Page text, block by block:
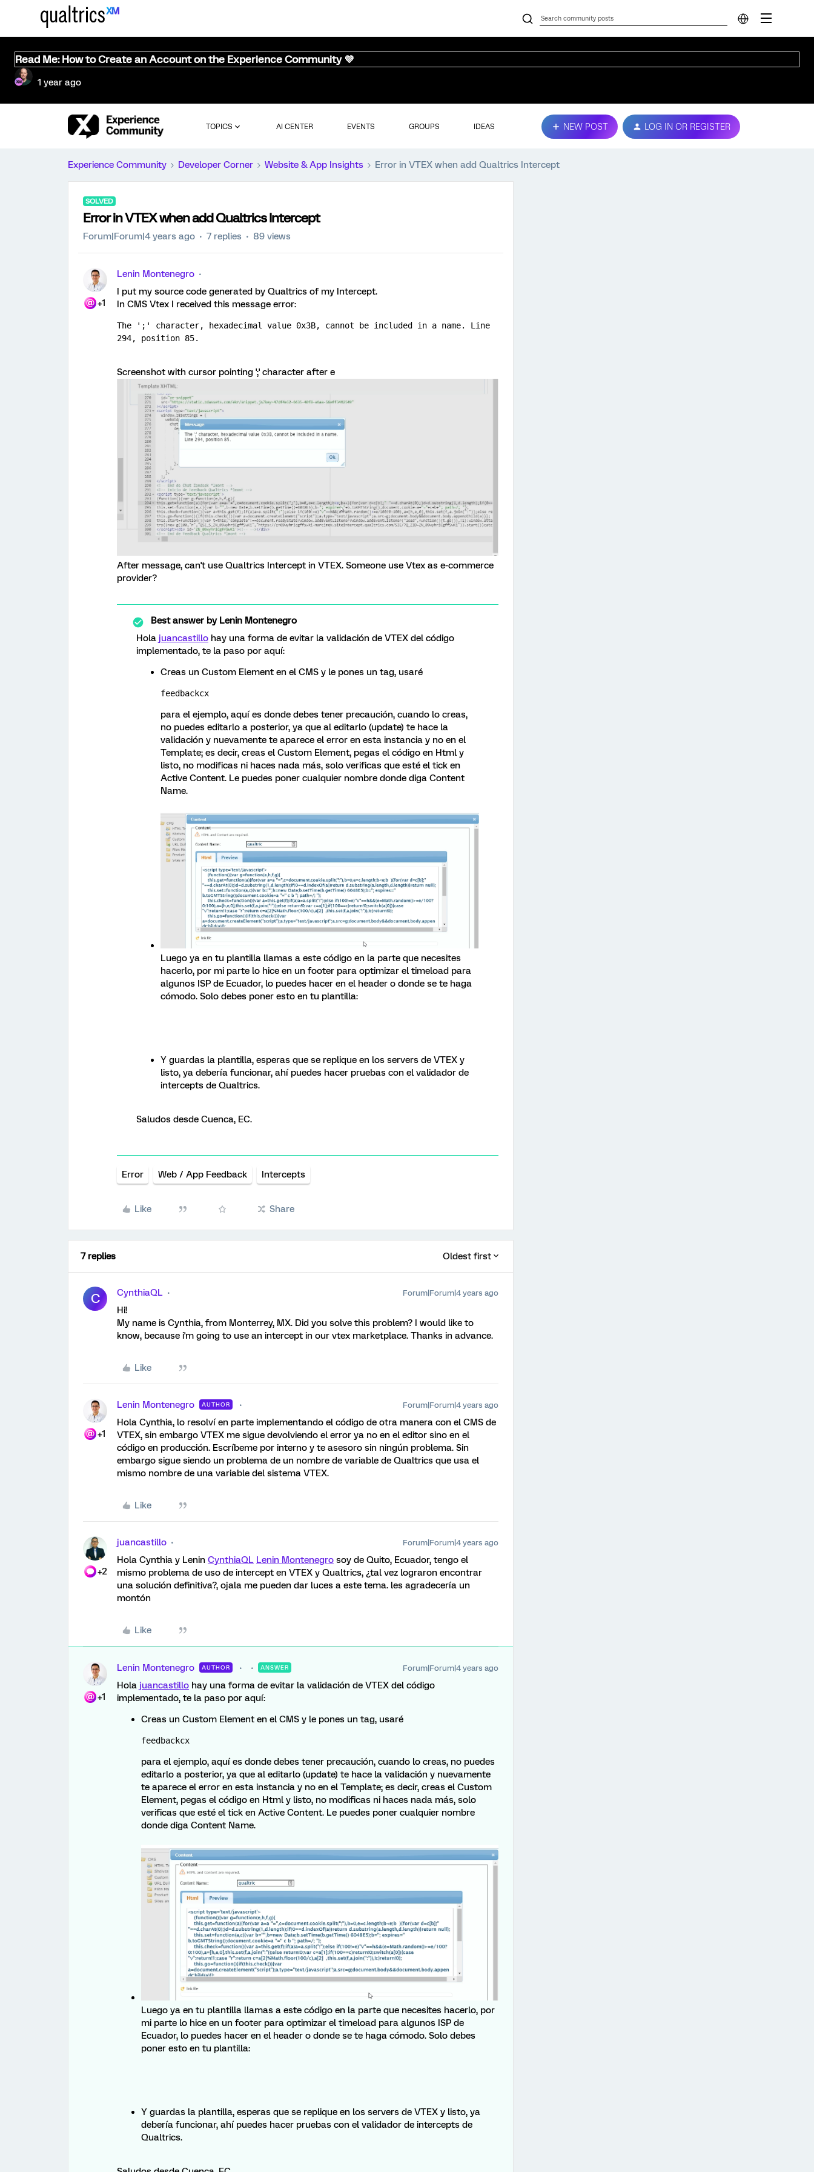
Read Me: How to Create an Account on the Experience Community 💜
1 year ago
TOPICS AI CENTER EVENTS GROUPS IDEAS NEW POST LOG IN OR REGISTER
Experience Community Developer Corner Website & App Insights Error in VTEX when add Qualtrics Intercept
SOLVED
Error in VTEX when add Qualtrics Intercept
Forum|Forum|4 years ago 7 replies 89 views
+1
Lenin Montenegro
I put my source code generated by Qualtrics of my Intercept.
In CMS Vtex I received this message error:
The ';' character, hexadecimal value 0x3B, cannot be included in a name. Line
294, position 85.
Screenshot with cursor pointing ';' character after e
After message, can't use Qualtrics Intercept in VTEX. Someone use Vtex as e-commerce
provider?
Best answer byLenin Montenegro
Hola juancastillo hay una forma de evitar la validación de VTEX del código
implementado, te la paso por aquí:
Creas un Custom Element en el CMS y le pones un tag, usaré
feedbackcx
para el ejemplo, aquí es donde debes tener precaución, cuando lo creas,
no puedes editarlo a posterior, ya que al editarlo (update) te hace la
validación y nuevamente te aparece el error en esta instancia y no en el
Template; es decir, creas el Custom Element, pegas el código en Html y
listo, no modificas ni haces nada más, solo verificas que esté el tick en
Active Content. Le puedes poner cualquier nombre donde diga Content
Name.
Luego ya en tu plantilla llamas a este código en la parte que necesites
hacerlo, por mi parte lo hice en un footer para optimizar el timeload para
algunos ISP de Ecuador, lo puedes hacer en el header o donde se te haga
cómodo. Solo debes poner esto en tu plantilla:
Y guardas la plantilla, esperas que se replique en los servers de VTEX y
listo, ya debería funcionar, ahí puedes hacer pruebas con el validador de
intercepts de Qualtrics.
Saludos desde Cuenca, EC.
Error Web / App Feedback Intercepts
Like Share
7 replies Oldest first
C CynthiaQL Forum|Forum|4 years ago
Hi!
My name is Cynthia, from Monterrey, MX. Did you solve this problem? I would like to
know, because i'm going to use an intercept in our vtex marketplace. Thanks in advance.
Like
+1
Lenin Montenegro AUTHOR Forum|Forum|4 years ago
Hola Cynthia, lo resolví en parte implementando el código de otra manera con el CMS de
VTEX, sin embargo VTEX me sigue devolviendo el error ya no en el editor sino en el
código en producción. Escríbeme por interno y te asesoro sin ningún problema. Sin
embargo sigue siendo un problema de un nombre de variable de Qualtrics que usa el
mismo nombre de una variable del sistema VTEX.
Like
+2
juancastillo Forum|Forum|4 years ago
Hola Cynthia y Lenin CynthiaQL Lenin Montenegro soy de Quito, Ecuador, tengo el
mismo problema de uso de intercept en VTEX y Qualtrics, ¿tal vez lograron encontrar
una solución definitiva?, ojala me pueden dar luces a este tema. les agradecería un
montón
Like
+1
Lenin Montenegro AUTHOR ANSWER Forum|Forum|4 years ago
Hola juancastillo hay una forma de evitar la validación de VTEX del código
implementado, te la paso por aquí:
Creas un Custom Element en el CMS y le pones un tag, usaré
feedbackcx
para el ejemplo, aquí es donde debes tener precaución, cuando lo creas, no puedes
editarlo a posterior, ya que al editarlo (update) te hace la validación y nuevamente
te aparece el error en esta instancia y no en el Template; es decir, creas el Custom
Element, pegas el código en Html y listo, no modificas ni haces nada más, solo
verificas que esté el tick en Active Content. Le puedes poner cualquier nombre
donde diga Content Name.
Luego ya en tu plantilla llamas a este código en la parte que necesites hacerlo, por
mi parte lo hice en un footer para optimizar el timeload para algunos ISP de
Ecuador, lo puedes hacer en el header o donde se te haga cómodo. Solo debes
poner esto en tu plantilla:
Y guardas la plantilla, esperas que se replique en los servers de VTEX y listo, ya
debería funcionar, ahí puedes hacer pruebas con el validador de intercepts de
Qualtrics.